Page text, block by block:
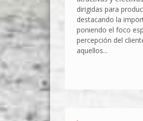
dirigidas para
destacando la
poniendo el foco
percepción del
aquellos...